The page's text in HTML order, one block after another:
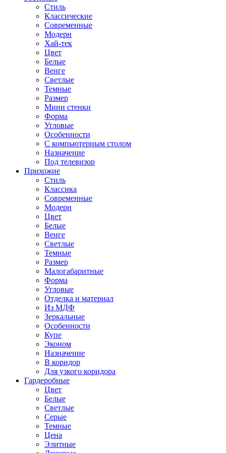
Стиль
Классические
Современные
Модерн
Хай-тек
Цвет
Белые
Венге
Светлые
Темные
Размер
Мини стенки
Форма
Угловые
Особенности
С компьютерным столом
Назначение
Под телевизор
Прихожие
Стиль
Классика
Современные
Модерн
Цвет
Белые
Венге
Светлые
Темные
Размер
Малогабаритные
Форма
Угловые
Отделка и материал
Из МДФ
Зеркальные
Особенности
Купе
Эконом
Назначение
В коридор
Для узкого коридора
Гардеробные
Цвет
Белые
Светлые
Серые
Темные
Цена
Элитные